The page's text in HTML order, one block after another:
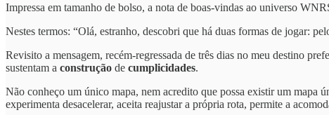
Impressa em tamanho de bolso, a nota de boas-vindas ao universo
Nestes termos: “Olá, estranho, descobri que há duas formas de jogar:
Revisito a mensagem, recém-regressada de três dias no meu destino
sustentam a construção de cumplicidades.
Não conheço um único mapa, nem acredito que possa existir um mapa
experimenta desacelerar, aceita reajustar a própria rota, permite a